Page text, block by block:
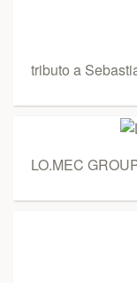
tributo a
LO.MEC